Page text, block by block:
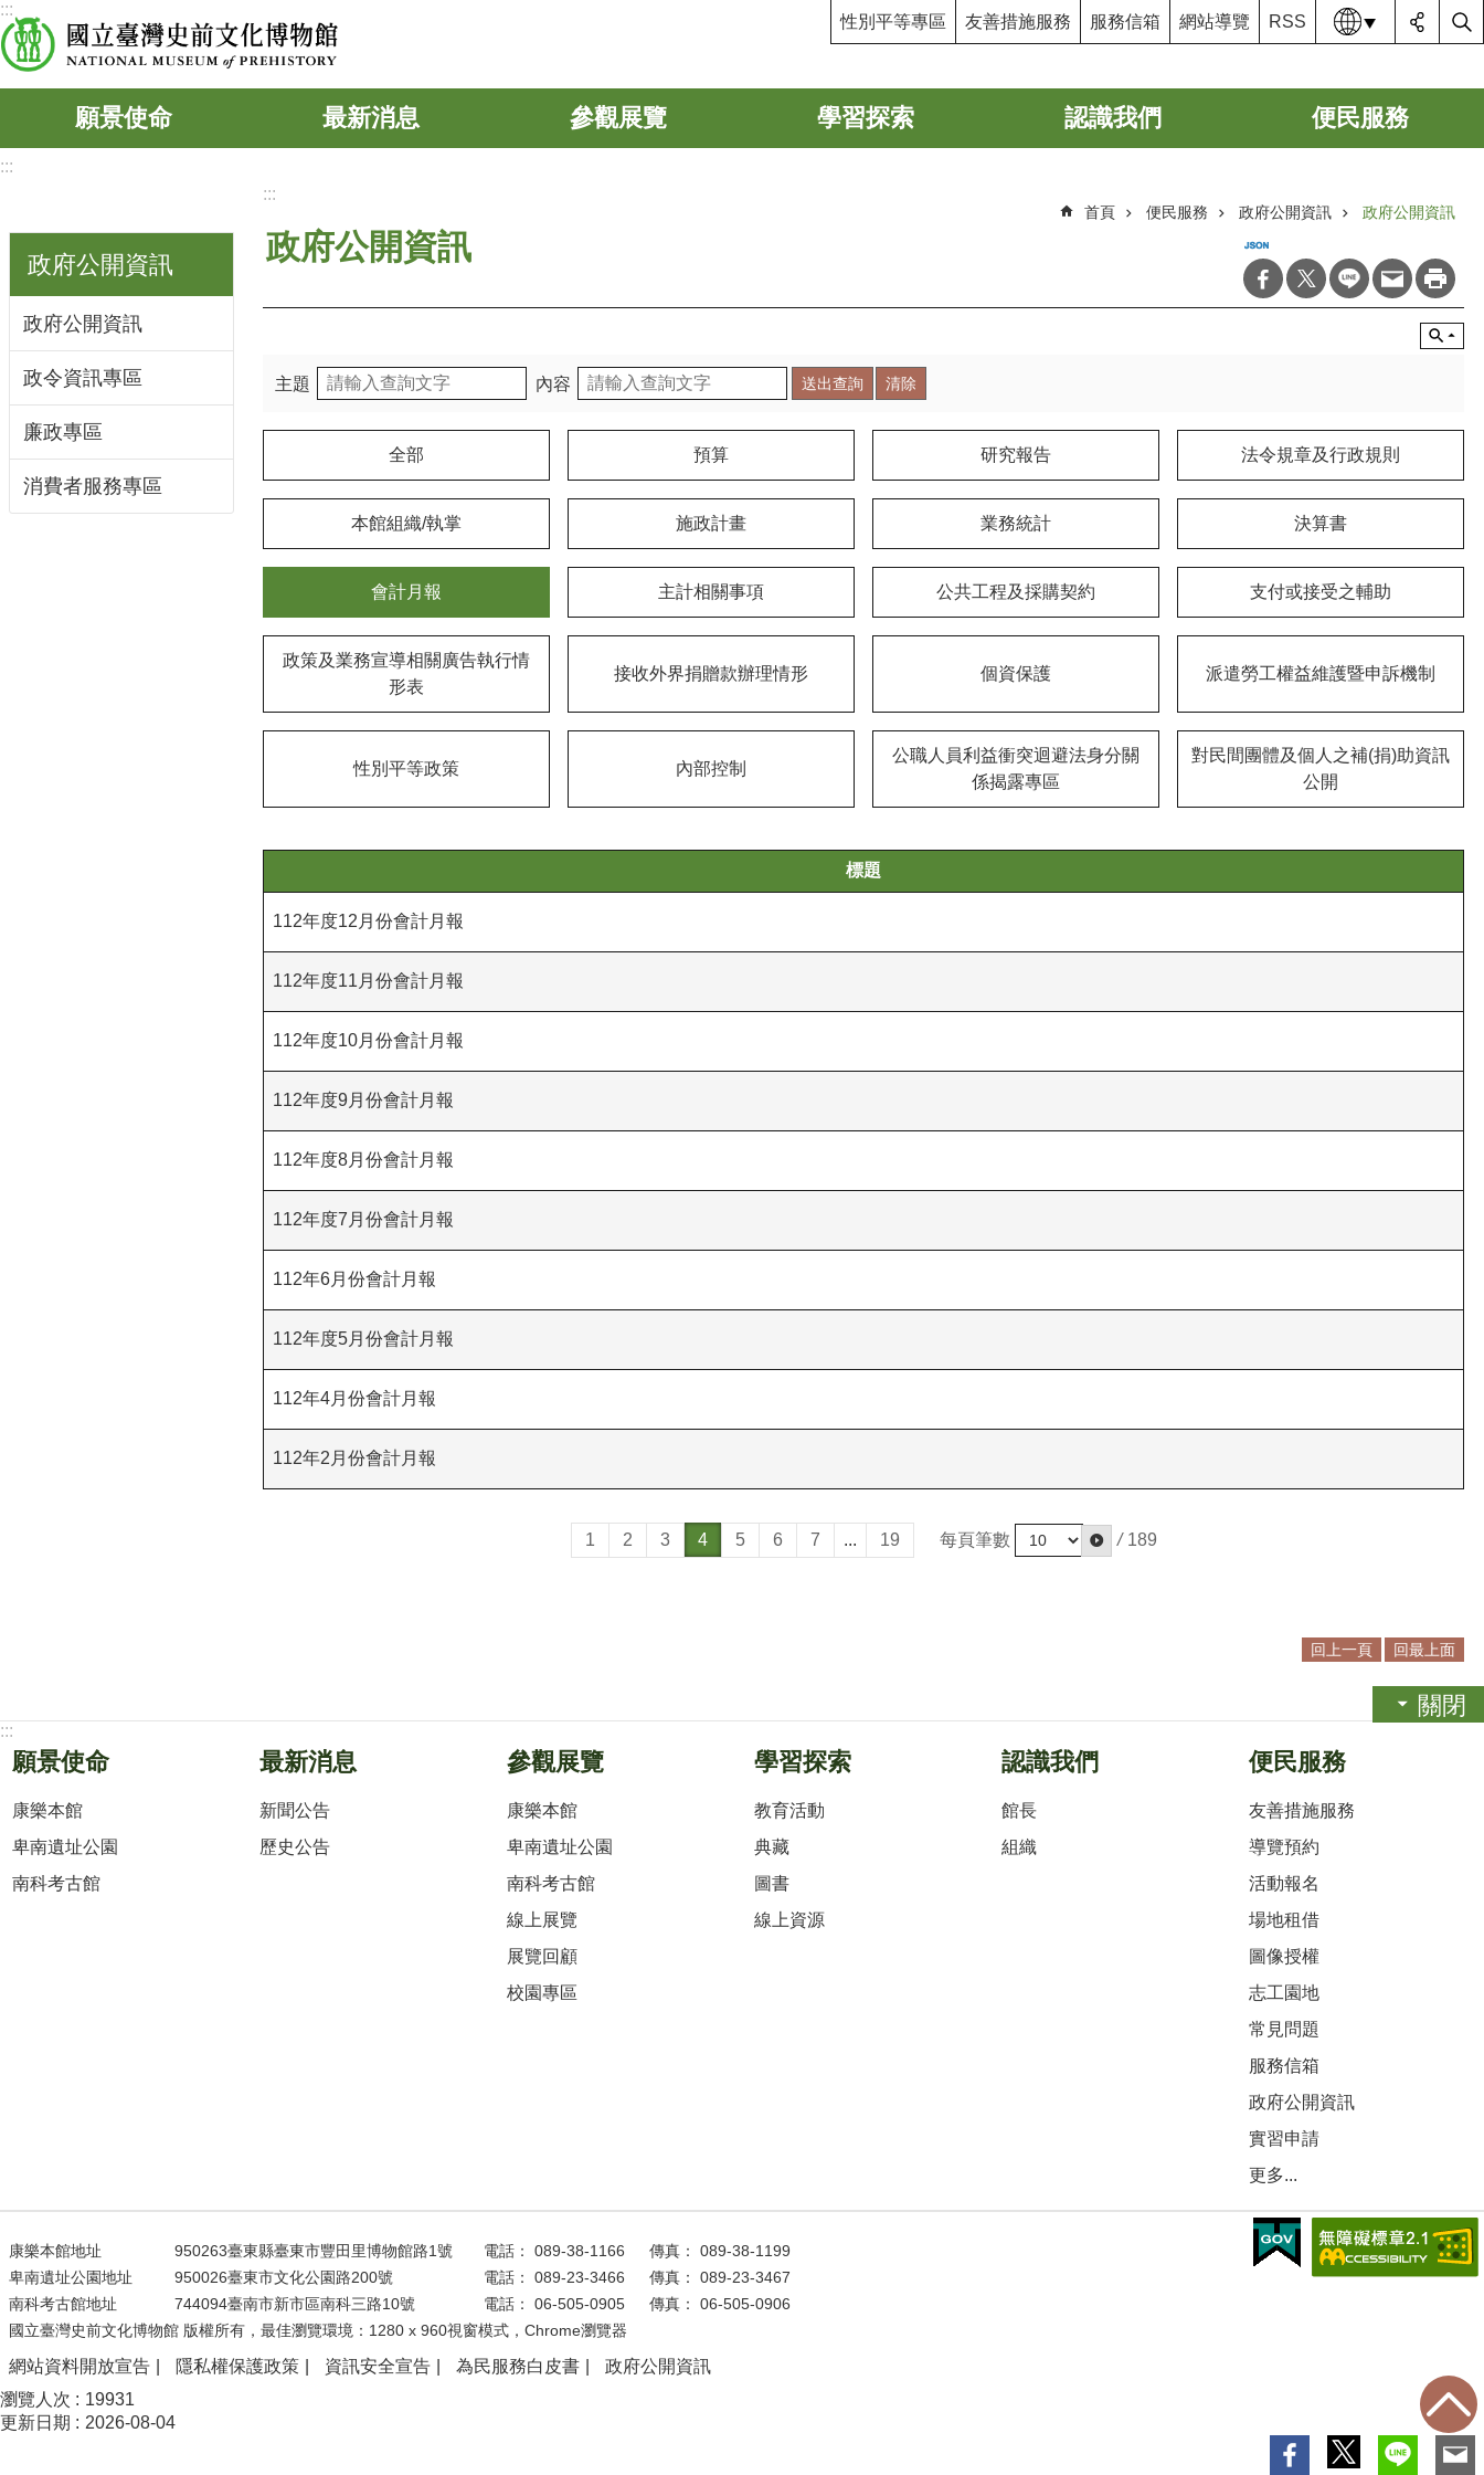
跳到主要內容區塊
:::
性別平等專區 友善措施服務 服務信箱 網站導覽 RSS 語系
願景使命 最新消息 參觀展覽 學習探索 認識我們 便民服務
:::
政府公開資訊
政府公開資訊
政令資訊專區
廉政專區
消費者服務專區
:::
首頁 便民服務 政府公開資訊 政府公開資訊
政府公開資訊
主題 內容
全部 預算 研究報告 法令規章及行政規則
本館組織/執掌 施政計畫 業務統計 決算書
會計月報 主計相關事項 公共工程及採購契約 支付或接受之輔助
政策及業務宣導相關廣告執行情
形表
接收外界捐贈款辦理情形 個資保護 派遣勞工權益維護暨申訴機制
性別平等政策 內部控制
公職人員利益衝突迴避法身分關
係揭露專區
對民間團體及個人之補(捐)助資訊
公開
標題
112年度12月份會計月報
112年度11月份會計月報
112年度10月份會計月報
112年度9月份會計月報
112年度8月份會計月報
112年度7月份會計月報
112年6月份會計月報
112年度5月份會計月報
112年4月份會計月報
112年2月份會計月報
1 2 3 4 5 6 7 ... 19 每頁筆數 / 189
回上一頁 回最上面
關閉
:::
願景使命
康樂本館
卑南遺址公園
南科考古館
最新消息
新聞公告
歷史公告
參觀展覽
康樂本館
卑南遺址公園
南科考古館
線上展覽
展覽回顧
校園專區
學習探索
教育活動
典藏
圖書
線上資源
認識我們
館長
組織
便民服務
友善措施服務
導覽預約
活動報名
場地租借
圖像授權
志工園地
常見問題
服務信箱
政府公開資訊
實習申請
更多...
康樂本館地址 950263臺東縣臺東市豐田里博物館路1號 電話： 089-38-1166
傳真： 089-38-1199
卑南遺址公園地址
950026臺東市文化公園路200號 電話： 089-23-3466
傳真： 089-23-3467
南科考古館地址
744094臺南市新市區南科三路10號 電話： 06-505-0905
傳真： 06-505-0906
國立臺灣史前文化博物館 版權所有，最佳瀏覽環境：1280 x 960視窗模式，Chrome瀏覽器
網站資料開放宣告 隱私權保護政策 資訊安全宣告 為民服務白皮書
政府公開資訊
瀏覽人次
19931
更新日期
2026-08-04